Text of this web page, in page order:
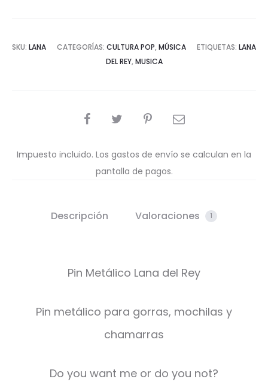
SKU: LANA CATEGORÍAS: CULTURA POP, MÚSICA ETIQUETAS: LANA
DEL REY, MUSICA
COMPARTIR
Impuesto incluido. Los gastos de envío se calculan en la
pantalla de pagos.
Descripción Valoraciones 1
Pin Metálico Lana del Rey
Pin metálico para gorras, mochilas y
chamarras
Do you want me or do you not?